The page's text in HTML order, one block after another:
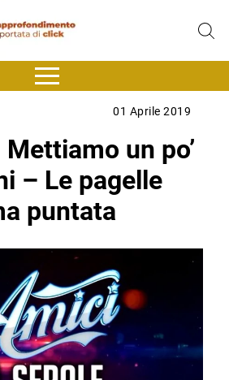
01 Aprile 2019
un po’
– Le pagelle
puntata